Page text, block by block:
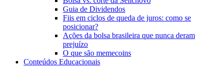
Guia de Dividendos
Fiis em ciclos de queda de juros: como se
posicionar?
Ações da bolsa brasileira que nunca deram
prejuízo
O que são memecoins
Conteúdos Educacionais